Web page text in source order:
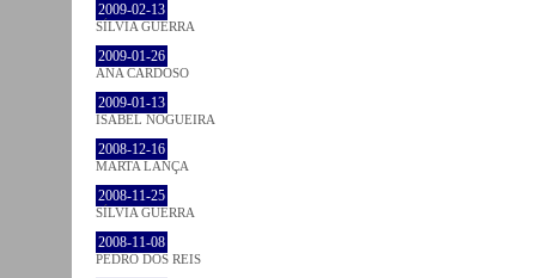
2009-02-13
SÍLVIA GUERRA
2009-01-26
ANA CARDOSO
2009-01-13
ISABEL NOGUEIRA
2008-12-16
MARTA LANÇA
2008-11-25
SÍLVIA GUERRA
2008-11-08
PEDRO DOS REIS